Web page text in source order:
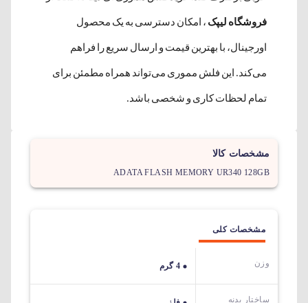
فروشگاه لیپک ، امکان دسترسی به یک محصول
اورجینال، با بهترین قیمت و ارسال سریع را فراهم
می‌کند. این فلش مموری می‌تواند همراه مطمئن برای
تمام لحظات کاری و شخصی باشد.
مشخصات کالا
ADATA FLASH MEMORY UR340 128GB
مشخصات کلی
وزن 4 گرم
ساختار بدنه